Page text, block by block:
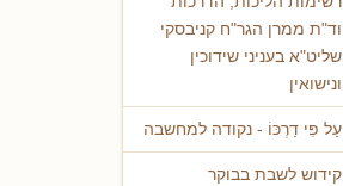
וד"ת ממרן הגר"ח קניבסקי
שליט"א בעניני שידוכין
ונישואין
עַל פִּי דַרְכּוֹ - נקודה למחשבה
קידוש לשבת בבוקר